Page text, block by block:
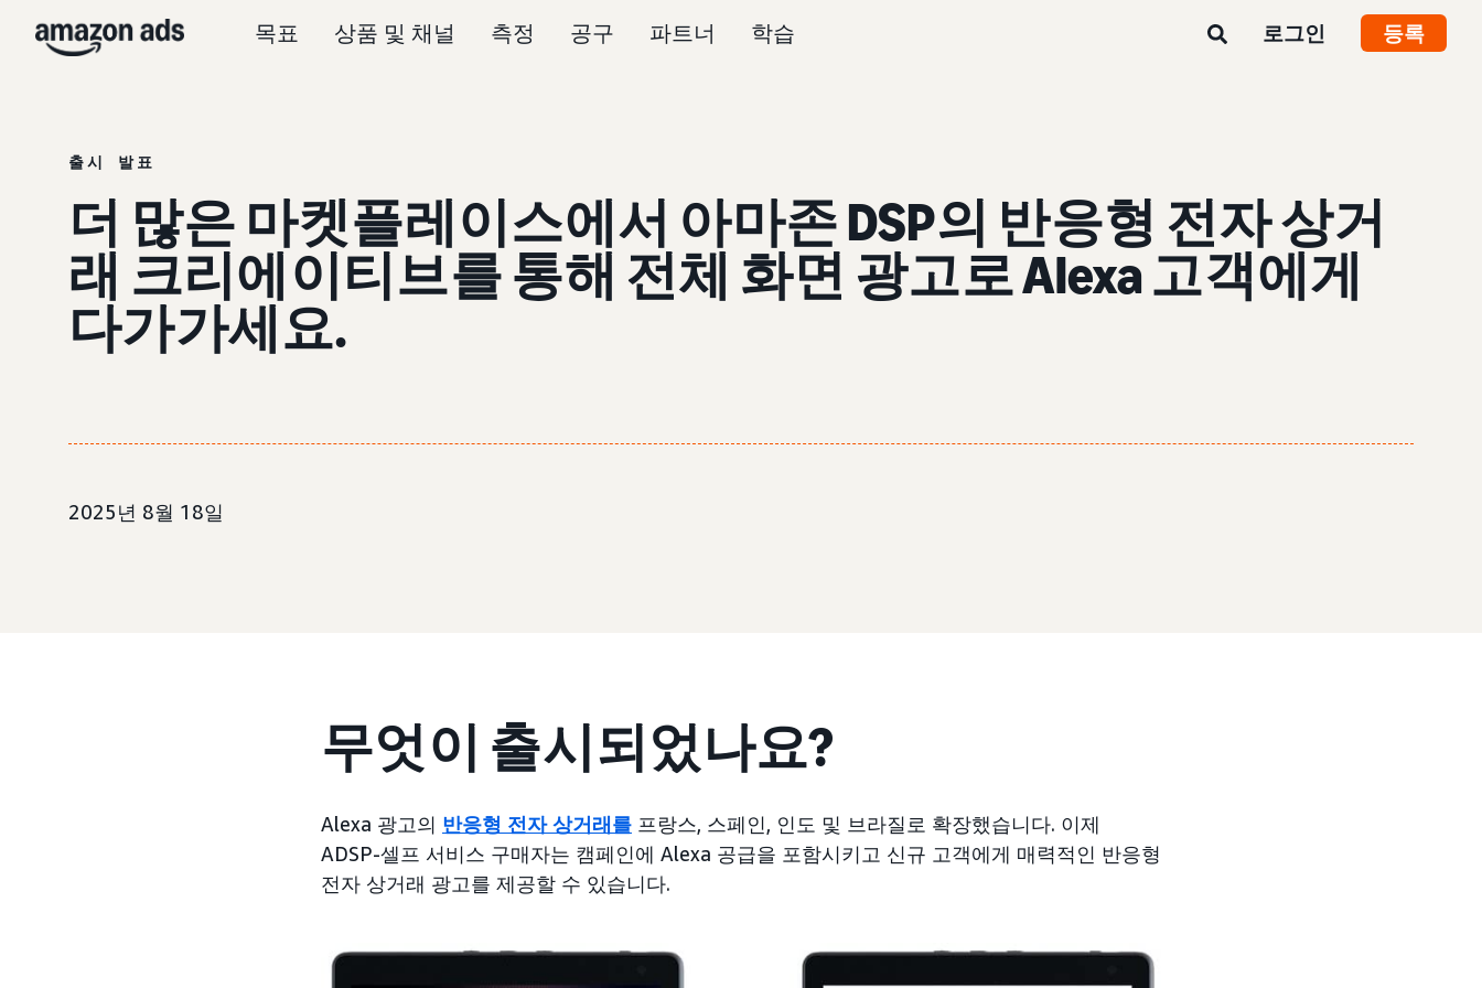
목표 상품 및 채널 측정 공구 파트너 학습 로그인 등록
출시 발표
더 많은 마켓플레이스에서 아마존 DSP의 반응형 전자 상거
래 크리에이티브를 통해 전체 화면 광고로 Alexa 고객에게
다가가세요.
2025년 8월 18일
무엇이 출시되었나요?
Alexa 광고의 반응형 전자 상거래를 프랑스, 스페인, 인도 및 브라질로 확장했습니다. 이제
ADSP-셀프 서비스 구매자는 캠페인에 Alexa 공급을 포함시키고 신규 고객에게 매력적인 반응형
전자 상거래 광고를 제공할 수 있습니다.